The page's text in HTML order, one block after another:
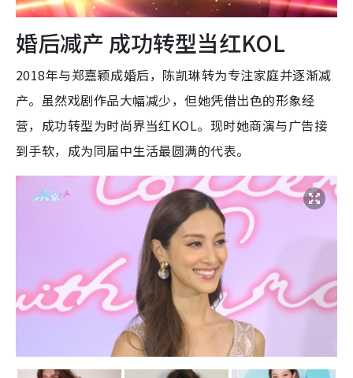
婚后减产 成功转型当红KOL
2018年与郑嘉颖成婚后，陈凯琳转为专注家庭并逐渐减
产。虽然戏剧作品大幅减少，但她凭借出色的形象经
营，成功转型为时尚界当红KOL。现时她商演与广告接
到手软，成为同届中生活最圆满的代表。